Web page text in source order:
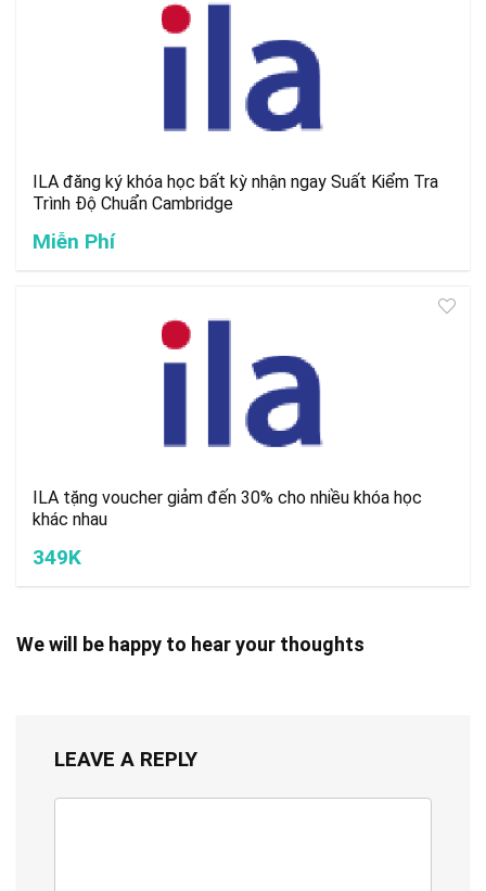
ILA đăng ký khóa học bất kỳ nhận ngay Suất Kiểm Tra
Trình Độ Chuẩn Cambridge
Miễn Phí
ILA tặng voucher giảm đến 30% cho nhiều khóa học
khác nhau
349K
We will be happy to hear your thoughts
LEAVE A REPLY